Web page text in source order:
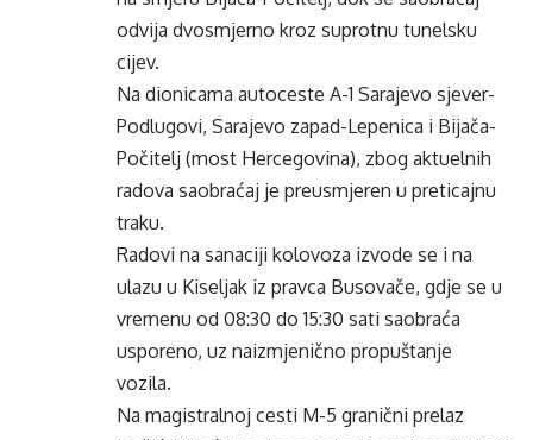
odvija dvosmjerno kroz suprotnu tunelsku
cijev.
Na dionicama autoceste A-1 Sarajevo sjever-
Podlugovi, Sarajevo zapad-Lepenica i Bijača-
Počitelj (most Hercegovina), zbog aktuelnih
radova saobraćaj je preusmjeren u preticajnu
traku.
Radovi na sanaciji kolovoza izvode se i na
ulazu u Kiseljak iz pravca Busovače, gdje se u
vremenu od 08:30 do 15:30 sati saobraća
usporeno, uz naizmjenično propuštanje
vozila.
Na magistralnoj cesti M-5 granični prelaz